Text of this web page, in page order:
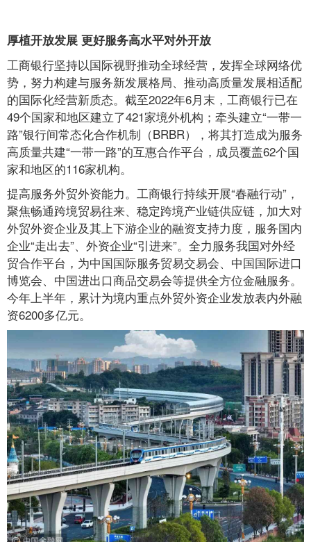
厚植开放发展 更好服务高水平对外开放
工商银行坚持以国际视野推动全球经营，发挥全球网络优
势，努力构建与服务新发展格局、推动高质量发展相适配
的国际化经营新质态。截至2022年6月末，工商银行已在
49个国家和地区建立了421家境外机构；牵头建立“一带一
路”银行间常态化合作机制（BRBR），将其打造成为服务
高质量共建“一带一路”的互惠合作平台，成员覆盖62个国
家和地区的116家机构。
提高服务外贸外资能力。工商银行持续开展“春融行动”，
聚焦畅通跨境贸易往来、稳定跨境产业链供应链，加大对
外贸外资企业及其上下游企业的融资支持力度，服务国内
企业“走出去”、外资企业“引进来”。全力服务我国对外经
贸合作平台，为中国国际服务贸易交易会、中国国际进口
博览会、中国进出口商品交易会等提供全方位金融服务。
今年上半年，累计为境内重点外贸外资企业发放表内外融
资6200多亿元。